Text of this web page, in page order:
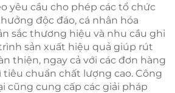
yêu cầu cho phép các tổ chức
độc đáo, cá nhân hóa
sắc thương hiệu và nhu cầu ghi
sản xuất hiệu quả giúp rút
thiện, ngay cả với các đơn hàng
tiêu chuẩn chất lượng cao. Công
cũng cung cấp các giải pháp